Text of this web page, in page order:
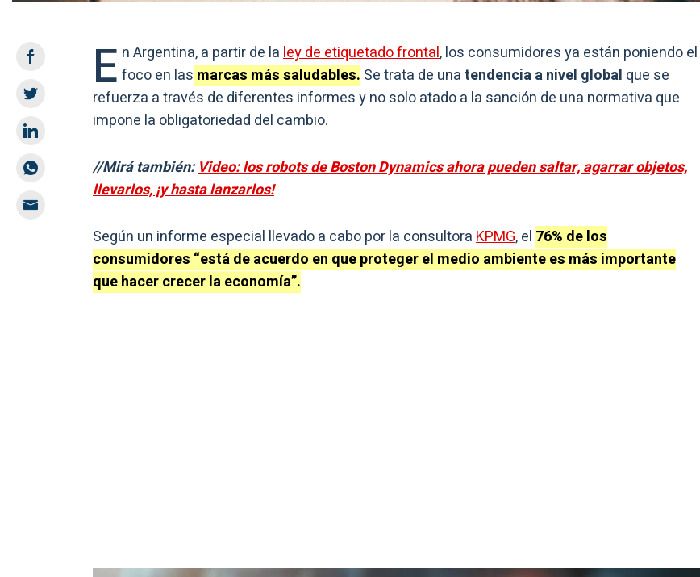
E n Argentina, a partir de laley de etiquetado frontal, los consumidores ya están poniendo el
foco en las marcas más saludables. Se trata de unatendencia a nivel global que se
refuerza a través de diferentes informes y no solo atado a la sanción de una normativa que
impone la obligatoriedad del cambio.
//Mirá también:Video: los robots de Boston Dynamics ahora pueden saltar, agarrar objetos,
llevarlos, ¡y hasta lanzarlos!
Según un informe especial llevado a cabo por la consultoraKPMG, el 76% de los
consumidores “está de acuerdo en que proteger el medio ambiente es más importante
que hacer crecer la economía”.